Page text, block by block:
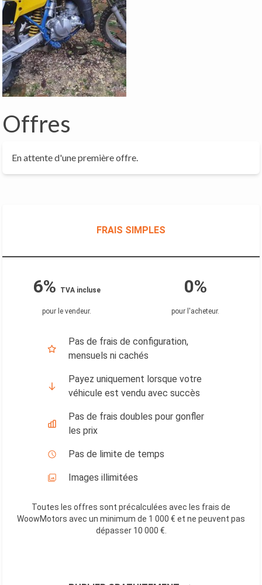
Offres
En attente d'une première offre.
FRAIS SIMPLES
6% TVA incluse 0%
pour le vendeur. pour l'acheteur.
Pas de frais de configuration,
mensuels ni cachés
Payez uniquement lorsque votre
véhicule est vendu avec succès
Pas de frais doubles pour gonfler
les prix
Pas de limite de temps
Images illimitées
Toutes les offres sont précalculées avec les frais de
WoowMotors avec un minimum de 1 000 € et ne peuvent pas
dépasser 10 000 €